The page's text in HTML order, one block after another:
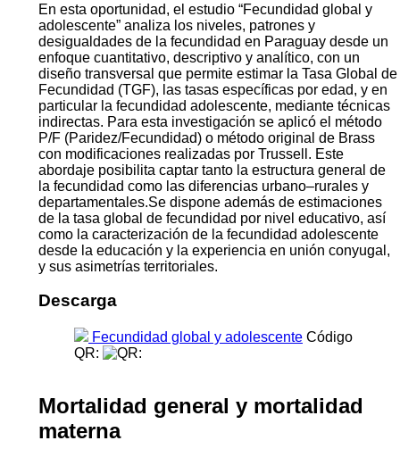
En esta oportunidad, el estudio “Fecundidad global y
adolescente” analiza los niveles, patrones y
desigualdades de la fecundidad en Paraguay desde un
enfoque cuantitativo, descriptivo y analítico, con un
diseño transversal que permite estimar la Tasa Global de
Fecundidad (TGF), las tasas específicas por edad, y en
particular la fecundidad adolescente, mediante técnicas
indirectas. Para esta investigación se aplicó el método
P/F (Paridez/Fecundidad) o método original de Brass
con modificaciones realizadas por Trussell. Este
abordaje posibilita captar tanto la estructura general de
la fecundidad como las diferencias urbano–rurales y
departamentales.Se dispone además de estimaciones
de la tasa global de fecundidad por nivel educativo, así
como la caracterización de la fecundidad adolescente
desde la educación y la experiencia en unión conyugal,
y sus asimetrías territoriales.
Descarga
Fecundidad global y adolescente Código
QR:
Mortalidad general y mortalidad
materna